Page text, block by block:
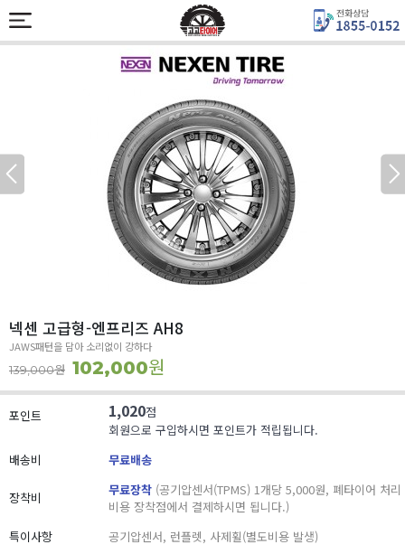
넥센 고급형-엔프리즈 AH8
JAWS패턴을 담아 소리없이 강하다
139,000원 102,000원
포인트 1,020점
회원으로 구입하시면 포인트가 적립됩니다.
배송비
무료배송
장착비 무료장착 (공기압센서(TPMS) 1개당 5,000원, 폐타이어 처리
비용 장착점에서 결제하시면 됩니다.)
특이사항
공기압센서, 런플렛, 사제휠(별도비용 발생)